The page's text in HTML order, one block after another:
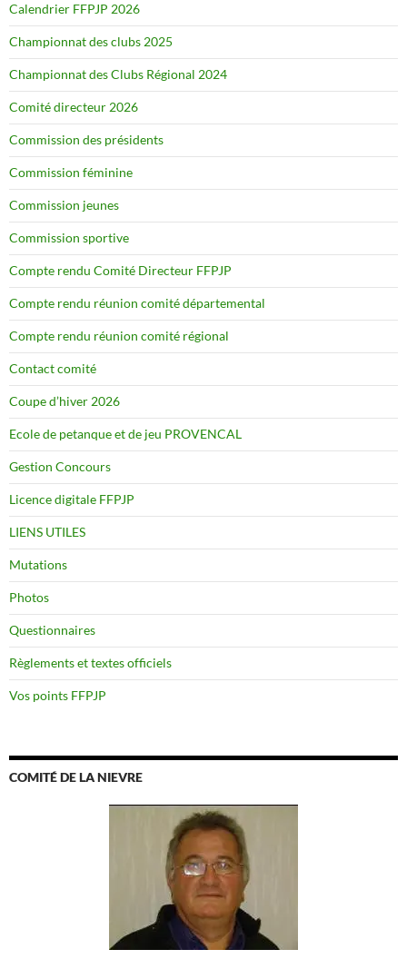
Calendrier FFPJP 2026
Championnat des clubs 2025
Championnat des Clubs Régional 2024
Comité directeur 2026
Commission des présidents
Commission féminine
Commission jeunes
Commission sportive
Compte rendu Comité Directeur FFPJP
Compte rendu réunion comité départemental
Compte rendu réunion comité régional
Contact comité
Coupe d’hiver 2026
Ecole de petanque et de jeu PROVENCAL
Gestion Concours
Licence digitale FFPJP
LIENS UTILES
Mutations
Photos
Questionnaires
Règlements et textes officiels
Vos points FFPJP
COMITÉ DE LA NIEVRE